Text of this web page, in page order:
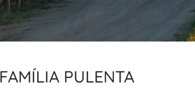
FAMÍLIA PULENTA